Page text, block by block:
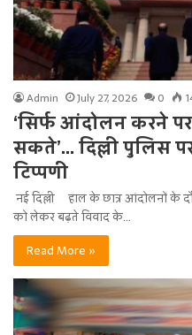
Admin July 27, 2026 0
‘सिर्फ आंदोलन करने
सकते’… दिल्ली पुलिस
टिप्पणी
नई दिल्ली हाल के छात्र आंदोलनों के
को लेकर बढ़ते विवाद के…
Read More »